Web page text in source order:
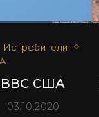
Истребители
ВВС США
03.10.2020